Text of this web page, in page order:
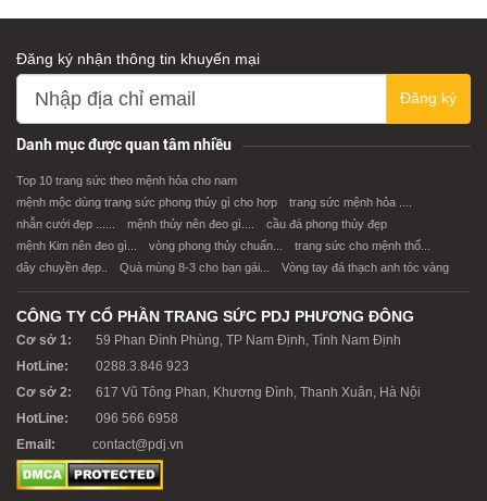
Đăng ký nhận thông tin khuyến mại
Đăng ký
Danh mục được quan tâm nhiều
Top 10 trang sức theo mệnh hỏa cho nam
mệnh mộc dùng trang sức phong thủy gì cho hợp
trang sức mệnh hỏa ....
nhẫn cưới đẹp ......
mệnh thủy nên đeo gì....
cầu đá phong thủy đẹp
mệnh Kim nên đeo gì...
vòng phong thủy chuẩn...
trang sức cho mệnh thổ...
dây chuyền đẹp..
Quà mùng 8-3 cho bạn gái... Vòng tay đá thạch anh tóc vàng
CÔNG TY CỔ PHẦN TRANG SỨC PDJ PHƯƠNG ĐÔNG
Cơ sở 1:
59 Phan Đình Phùng, TP Nam Định, Tỉnh Nam Định
HotLine:
0288.3.846 923
Cơ sở 2:
617 Vũ Tông Phan, Khương Đình, Thanh Xuân, Hà Nội
HotLine:
096 566 6958
Email:
contact@pdj.vn